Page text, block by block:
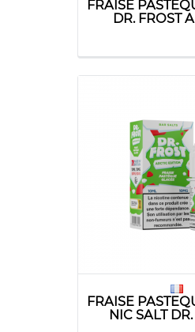
FRAISE
DR. FROST
FRAISE
NIC SALT DR.